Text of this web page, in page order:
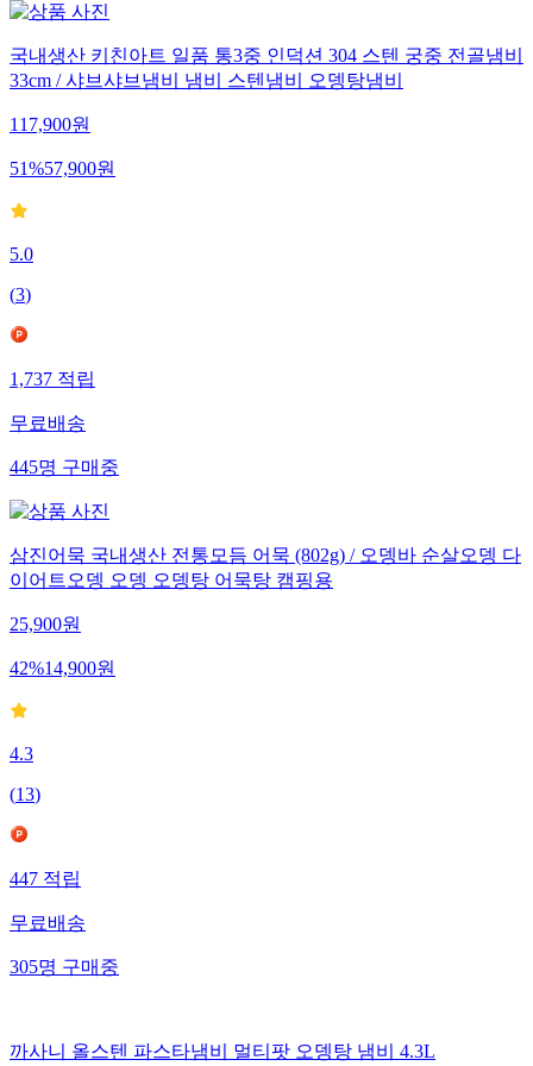
국내생산 키친아트 일품 통3중 인덕션 304 스텐 궁중 전골냄비
33cm / 샤브샤브냄비 냄비 스텐냄비 오뎅탕냄비
117,900원
51%57,900원
5.0
(3)
1,737적립
무료배송
445명구매중
삼진어묵 국내생산 전통모듬 어묵 (802g) / 오뎅바 순살오뎅 다
이어트오뎅 오뎅 오뎅탕 어묵탕 캠핑용
25,900원
42%14,900원
4.3
(13)
447적립
무료배송
305명구매중
까사니 올스텐 파스타냄비 멀티팟 오뎅탕 냄비 4.3L